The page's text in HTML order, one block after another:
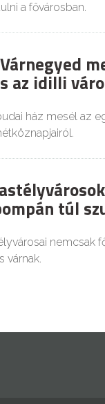
a fővárosban.
az idilli
ház mesél az
túl
nemcsak
várnak.